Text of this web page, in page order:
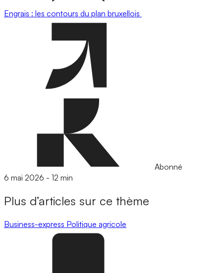
Engrais : les contours du plan bruxellois
Abonné
6 mai 2026 - 12 min
Plus d’articles sur ce thème
Business-express Politique agricole